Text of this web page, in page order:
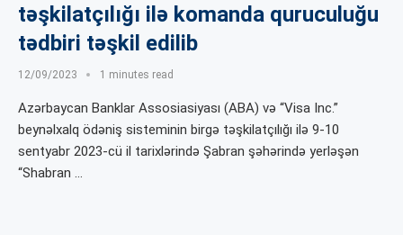
təşkilatçılığı ilə komanda quruculuğu
tədbiri təşkil edilib
12/09/2023 1 minutes read
Azərbaycan Banklar Assosiasiyası (ABA) və “Visa Inc.”
beynəlxalq ödəniş sisteminin birgə təşkilatçılığı ilə 9-10
sentyabr 2023-cü il tarixlərində Şabran şəhərində yerləşən
“Shabran …